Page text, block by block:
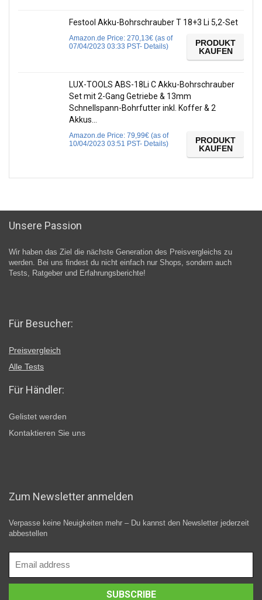
Festool Akku-Bohrschrauber T 18+3 Li 5,2-Set
Amazon.de Price: 270,13€ (as of
07/04/2023 03:33 PST- Details)
PRODUKT
KAUFEN
LUX-TOOLS ABS-18Li C Akku-Bohrschrauber
Set mit 2-Gang Getriebe & 13mm
Schnellspann-Bohrfutter inkl. Koffer & 2
Akkus…
Amazon.de Price: 79,99€ (as of
10/04/2023 03:51 PST- Details)
PRODUKT
KAUFEN
Unsere Passion
Wir haben das Ziel die nächste Generation des Preisvergleichs zu
werden. Bei uns findest du nicht einfach nur Shops, sondern auch
Tests, Ratgeber und Erfahrungsberichte!
Für Besucher:
Preisvergleich
Alle Tests
Für Händler:
Gelistet werden
Kontaktieren Sie uns
Zum Newsletter anmelden
Verpasse keine Neuigkeiten mehr – Du kannst den Newsletter jederzeit
abbestellen